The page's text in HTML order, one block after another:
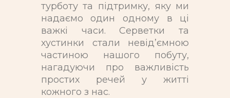
турботу та підтримку, яку ми
надаємо один одному в ці
важкі часи. Серветки та
хустинки стали невід’ємною
частиною нашого побуту,
нагадуючи про важливість
простих речей у житті
кожного з нас.